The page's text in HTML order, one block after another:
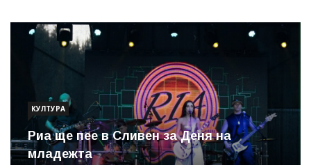
КУЛТУРА
Риа ще пее в Сливен за Деня на
младежта